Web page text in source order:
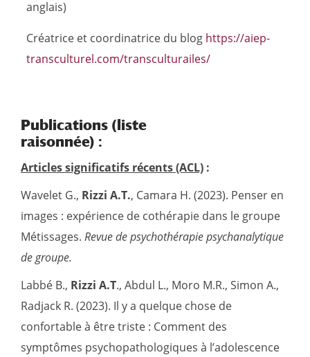
anglais)
Créatrice et coordinatrice du blog https://aiep-
transculturel.com/transculturailes/
Publications (liste
raisonnée) :
Articles significatifs récents (ACL) :
Wavelet G., Rizzi A.T., Camara H. (2023). Penser en
images : expérience de cothérapie dans le groupe
Métissages. Revue de psychothérapie psychanalytique
de groupe.
Labbé B., Rizzi A.T., Abdul L., Moro M.R., Simon A.,
Radjack R. (2023). Il y a quelque chose de
confortable à être triste : Comment des
symptômes psychopathologiques à l’adolescence